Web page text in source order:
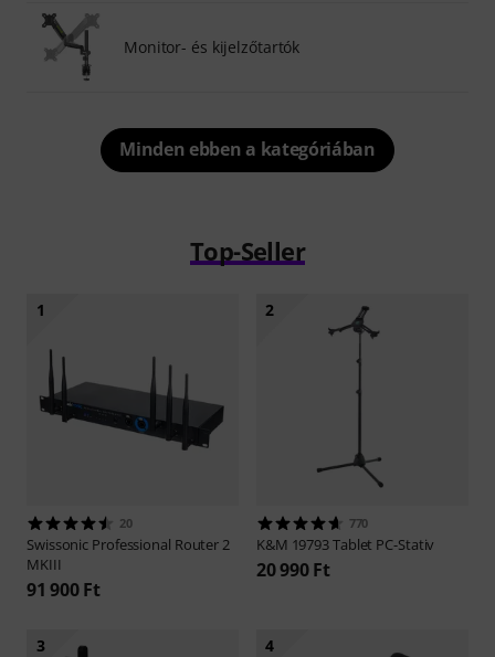
Monitor- és kijelzőtartók
Minden ebben a kategóriában
Top-Seller
1
20
Swissonic Professional Router 2
MKIII
91 900 Ft
2
770
K&M 19793 Tablet PC-Stativ
20 990 Ft
3 4